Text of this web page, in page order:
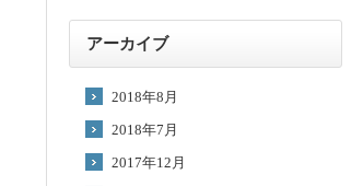
アーカイブ
2018年8月
2018年7月
2017年12月